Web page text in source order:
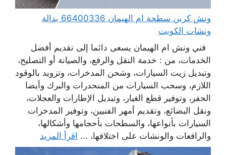
ونش كرين سطحة ام الهيمان 66400336 بدالة
ونشات الكويت
فني ونش ام الهيمان يسعى دائما إلى تقديم أفضل
الخدمات، من : خدمة النقل والرفع، والصيانة أو التصليح،
وتبديل زيت السيارات، وشحن المدخرات، وتزويد بالوقود
اللازم، وسحب السيارات من المنحدرات والبرك وأيضا
الحفر، وتوفير قطع الغيار، وتبديل الإطارات والعجلات،
ونقل البضائع، وتقديم أمهر الفنيين، وتوفير المدخرات
السيارات بأنواعها، والسطحات بأحجامها وأشكالها،
والرافعات والونشات على اختلافها، ... اقرأ المزيد